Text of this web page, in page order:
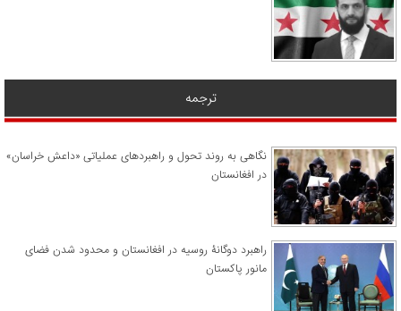
ترجمه
نگاهی به روند تحول و راهبردهای عملیاتی «داعش خراسان»
در افغانستان
راهبرد دوگانۀ روسیه در افغانستان و محدود شدن فضای
مانور پاکستان